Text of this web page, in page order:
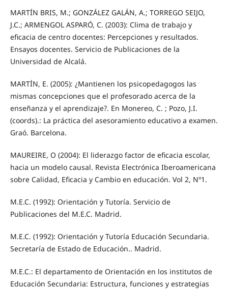
MARTÍN BRIS, M.; GONZÁLEZ GALÁN, A.; TORREGO SEIJO,
J.C.; ARMENGOL ASPARÓ, C. (2003): Clima de trabajo y
eficacia de centro docentes: Percepciones y resultados.
Ensayos docentes. Servicio de Publicaciones de la
Universidad de Alcalá.
MARTÍN, E. (2005): ¿Mantienen los psicopedagogos las
mismas concepciones que el profesorado acerca de la
enseñanza y el aprendizaje?. En Monereo, C. ; Pozo, J.I.
(coords).: La práctica del asesoramiento educativo a examen.
Graó. Barcelona.
MAUREIRE, O (2004): El liderazgo factor de eficacia escolar,
hacia un modelo causal. Revista Electrónica Iberoamericana
sobre Calidad, Eficacia y Cambio en educación. Vol 2, Nº1.
M.E.C. (1992): Orientación y Tutoría. Servicio de
Publicaciones del M.E.C. Madrid.
M.E.C. (1992): Orientación y Tutoría Educación Secundaria.
Secretaría de Estado de Educación.. Madrid.
M.E.C.: El departamento de Orientación en los institutos de
Educación Secundaria: Estructura, funciones y estrategias